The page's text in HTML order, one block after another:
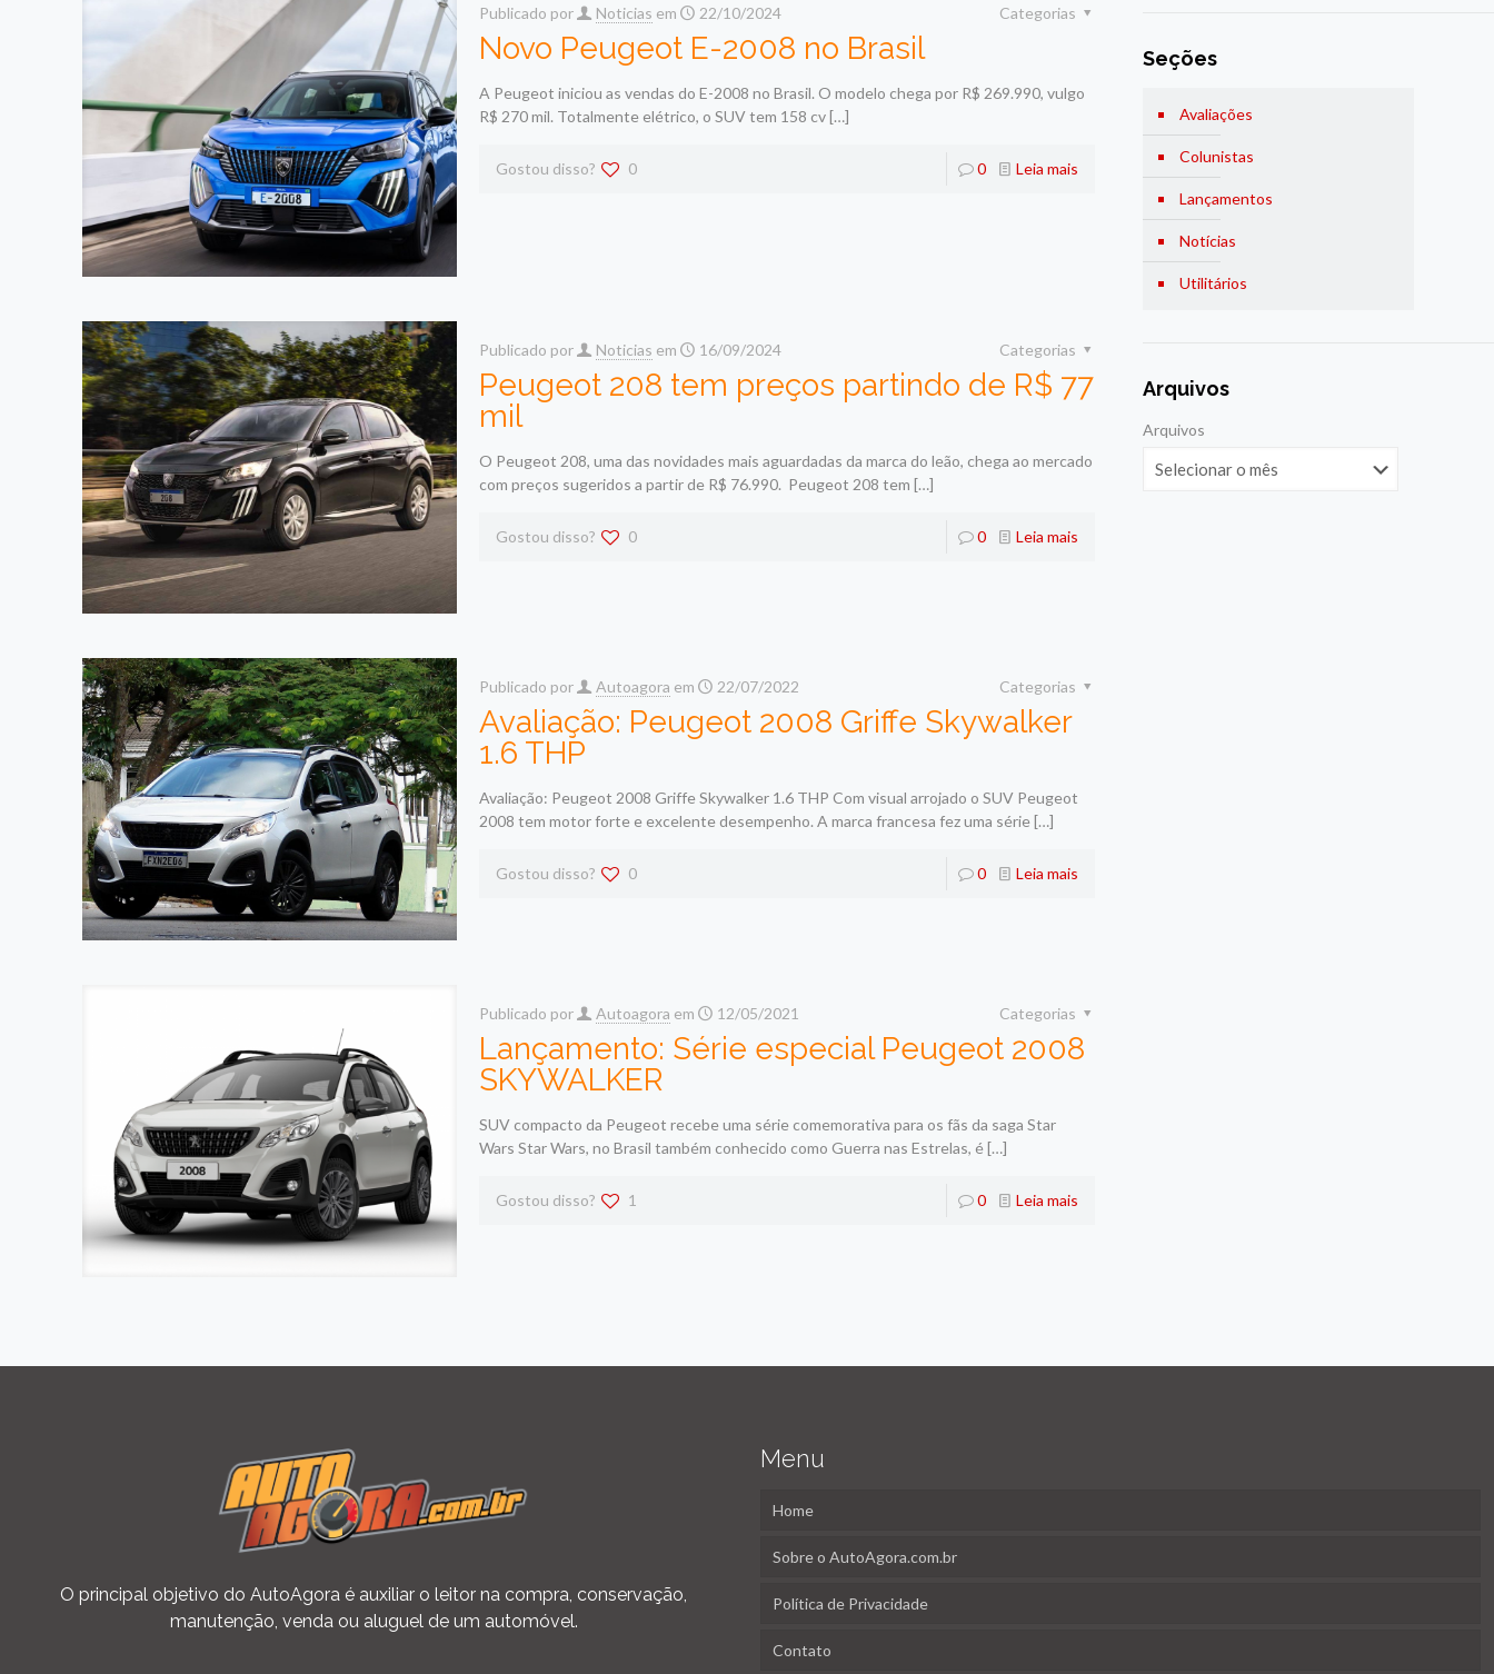
Publicado por Noticias em 22/10/2024 Categorias
Novo Peugeot E-2008 no Brasil
A Peugeot iniciou as vendas do E-2008 no Brasil. O modelo chega por R$ 269.990, vulgo
R$ 270 mil. Totalmente elétrico, o SUV tem 158 cv[…]
Gostou disso? 0 0 Leia mais
Publicado por Noticias em 16/09/2024 Categorias
Peugeot 208 tem preços partindo de R$ 77
mil
O Peugeot 208, uma das novidades mais aguardadas da marca do leão, chega ao mercado
com preços sugeridos a partir de R$ 76.990. Peugeot 208 tem […]
Gostou disso? 0 0 Leia mais
Publicado por Autoagora em 22/07/2022 Categorias
Avaliação: Peugeot 2008 Griffe Skywalker
1.6 THP
Avaliação: Peugeot 2008 Griffe Skywalker 1.6 THP Com visual arrojado o SUV Peugeot
2008 tem motor forte e excelente desempenho. A marca francesa fez uma série[…]
Gostou disso? 0 0 Leia mais
Publicado por Autoagora em 12/05/2021 Categorias
Lançamento: Série especial Peugeot 2008
SKYWALKER
SUV compacto da Peugeot recebe uma série comemorativa para os fãs da saga Star
Wars Star Wars, no Brasil também conhecido como Guerra nas Estrelas, é […]
Gostou disso? 1 0 Leia mais
Seções
Avaliações
Colunistas
Lançamentos
Notícias
Utilitários
Arquivos
Arquivos
O principal objetivo do AutoAgora é auxiliar o leitor na compra, conservação,
manutenção, venda ou aluguel de um automóvel.
Menu
Home
Sobre o AutoAgora.com.br
Política de Privacidade
Contato